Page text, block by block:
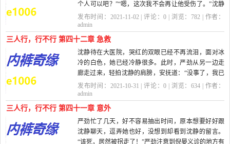
个人可以吧？”“嗯，这次我不会再让他受伤了。”沈静
的坚定...
发布时间：2021-11-02 | 评论：0 | 浏览： 782 | 作者：
admin
三人行，行不行 第四十二章 急救
沈静待在大医院，哭红的双眼已经不再流泪，面对冰
冷的白色，她已经冷静很多。此时，严劲从另一边走
廊走过来，轻拍沈静的肩膀，安抚道：“没事了，我已
经请景灏处理，他是...
发布时间：2021-10-31 | 评论：0 | 浏览：634 | 作者：
admin
三人行，行不行 第四十一章 意外
严劲忙了几天，好不容易抽出时间，原本想要好好跟
沈静聊天，逗弄她也好，没想到却看到沈静的留言。
“该死，居然被拐走了！”严劲注意到倪晏义诊的地方有